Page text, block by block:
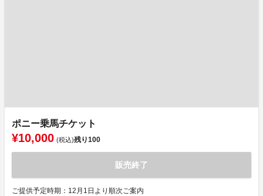
ポニー乗馬チケット
¥10,000 (税込)残り100
販売終了
ご提供予定時期：12月1日より順次ご案内